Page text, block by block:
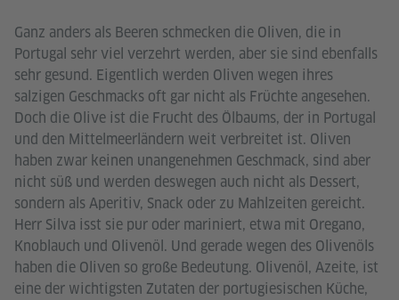
Ganz anders als Beeren schmecken die Oliven, die in
Portugal sehr viel verzehrt werden, aber sie sind ebenfalls
sehr gesund. Eigentlich werden Oliven wegen ihres
salzigen Geschmacks oft gar nicht als Früchte angesehen.
Doch die Olive ist die Frucht des Ölbaums, der in Portugal
und den Mittelmeerländern weit verbreitet ist. Oliven
haben zwar keinen unangenehmen Geschmack, sind aber
nicht süß und werden deswegen auch nicht als Dessert,
sondern als Aperitiv, Snack oder zu Mahlzeiten gereicht.
Herr Silva isst sie pur oder mariniert, etwa mit Oregano,
Knoblauch und Olivenöl. Und gerade wegen des Olivenöls
haben die Oliven so große Bedeutung. Olivenöl, Azeite, ist
eine der wichtigsten Zutaten der portugiesischen Küche,